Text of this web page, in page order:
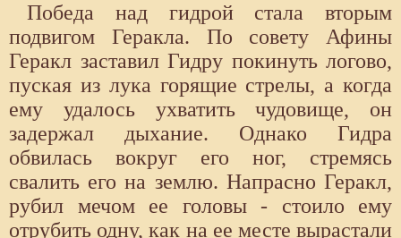
Победа над гидрой стала вторым
подвигом Геракла. По совету Афины
Геракл заставил Гидру покинуть логово,
пуская из лука горящие стрелы, а когда
ему удалось ухватить чудовище, он
задержал дыхание. Однако Гидра
обвилась вокруг его ног, стремясь
свалить его на землю. Напрасно Геракл,
рубил мечом ее головы - стоило ему
отрубить одну, как на ее месте вырастали